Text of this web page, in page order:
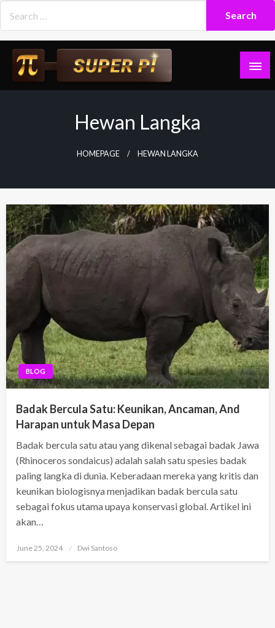
content
Hewan Langka
HOMEPAGE HEWAN LANGKA
BLOG
Badak Bercula Satu: Keunikan, Ancaman, And
Harapan untuk Masa Depan
Badak bercula satu atau yang dikenal sebagai badak Jawa
(Rhinoceros sondaicus) adalah salah satu spesies badak
paling langka di dunia. Keberadaan mereka yang kritis dan
keunikan biologisnya menjadikan badak bercula satu
sebagai fokus utama upaya konservasi global. Artikel ini
akan…
Posted
June 25, 2024 Dwi Santoso